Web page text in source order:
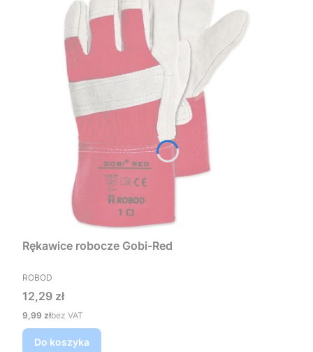
Rękawice robocze Gobi-Red
PRODUCENT
ROBOD
Cena
12,29 zł
Cena
9,99 złbez VAT
Do koszyka